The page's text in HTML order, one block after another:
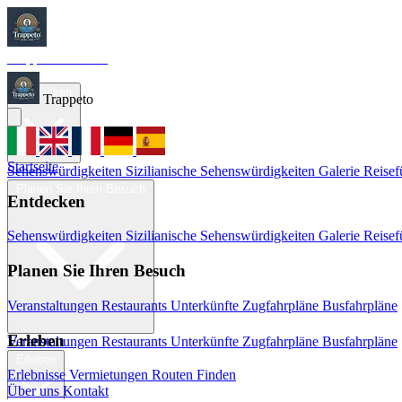
Startseite
Sehenswürdigkeiten Sizilianische Sehenswürdigkeiten Galerie
Veranstaltungen Restaurants Unterkünfte Zugfahrpläne Busfahrpläne
Trappeto
Startseite
Entdecken
Sehenswürdigkeiten Sizilianische Sehenswürdigkeiten Galerie
Planen Sie Ihren Besuch
Veranstaltungen Restaurants Unterkünfte Zugfahrpläne Busfahrpläne
Erleben
Erlebnisse Vermietungen Routen Finden
Über uns Kontakt